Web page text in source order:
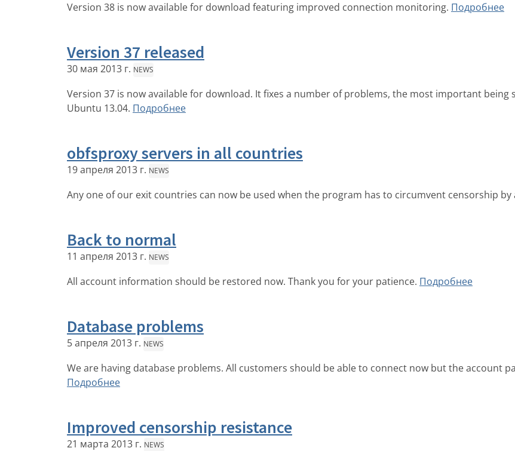
Version 38 is now available for download featuring improved connection monitoring. Подробнее
Version 37 released
30 мая 2013 г. NEWS
Version 37 is now available for download. It fixes a number of problems, the most important being
Ubuntu 13.04. Подробнее
obfsproxy servers in all countries
19 апреля 2013 г. NEWS
Any one of our exit countries can now be used when the program has to circumvent censorship by
Back to normal
11 апреля 2013 г. NEWS
All account information should be restored now. Thank you for your patience. Подробнее
Database problems
5 апреля 2013 г. NEWS
We are having database problems. All customers should be able to connect now but the account
Подробнее
Improved censorship resistance
21 марта 2013 г. NEWS